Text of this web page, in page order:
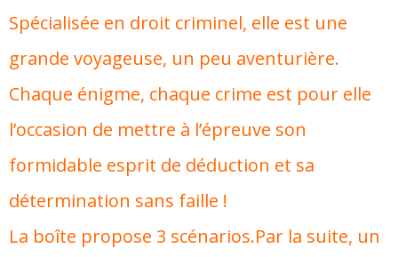
Spécialisée en droit criminel, elle est une
grande voyageuse, un peu aventurière.
Chaque énigme, chaque crime est pour elle
l’occasion de mettre à l’épreuve son
formidable esprit de déduction et sa
détermination sans faille !
La boîte propose 3 scénarios.Par la suite, un